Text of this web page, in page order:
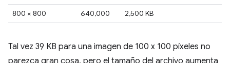
800 × 800
640,000 2,500 KB
Tal vez 39 KB para una imagen de 100 x 100 píxeles no
parezca gran cosa, pero el tamaño del archivo aumenta